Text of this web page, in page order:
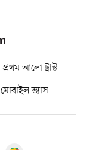
প্রথম আলো ট্রাস্ট
মোবাইল ভ্যাস